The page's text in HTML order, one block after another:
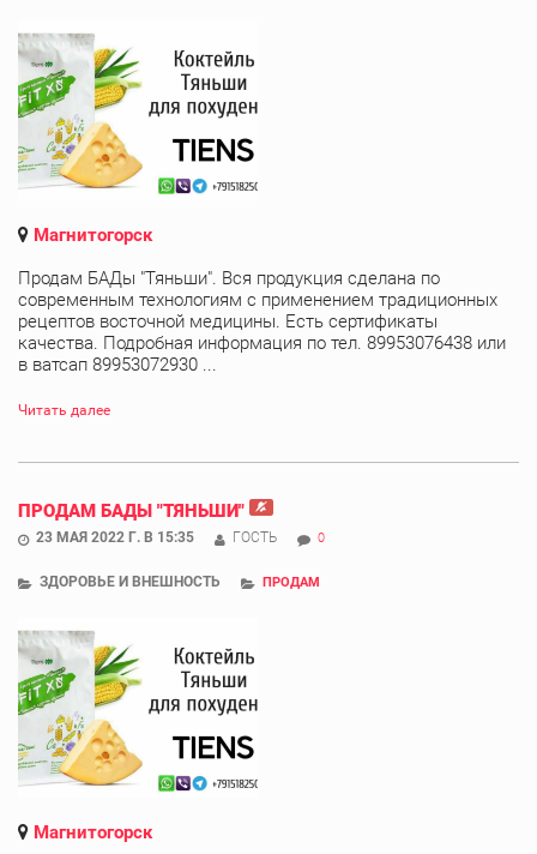
Магнитогорск
Продам БАДы "Тяньши". Вся продукция сделана по
современным технологиям с применением традиционных
рецептов восточной медицины. Есть сертификаты
качества. Подробная информация по тел. 89953076438 или
в ватсап 89953072930 ...
Читать далее
ПРОДАМ БАДЫ "ТЯНЬШИ"
23 МАЯ 2022 Г. В 15:35 ГОСТЬ 0
ЗДОРОВЬЕ И ВНЕШНОСТЬ ПРОДАМ
Магнитогорск